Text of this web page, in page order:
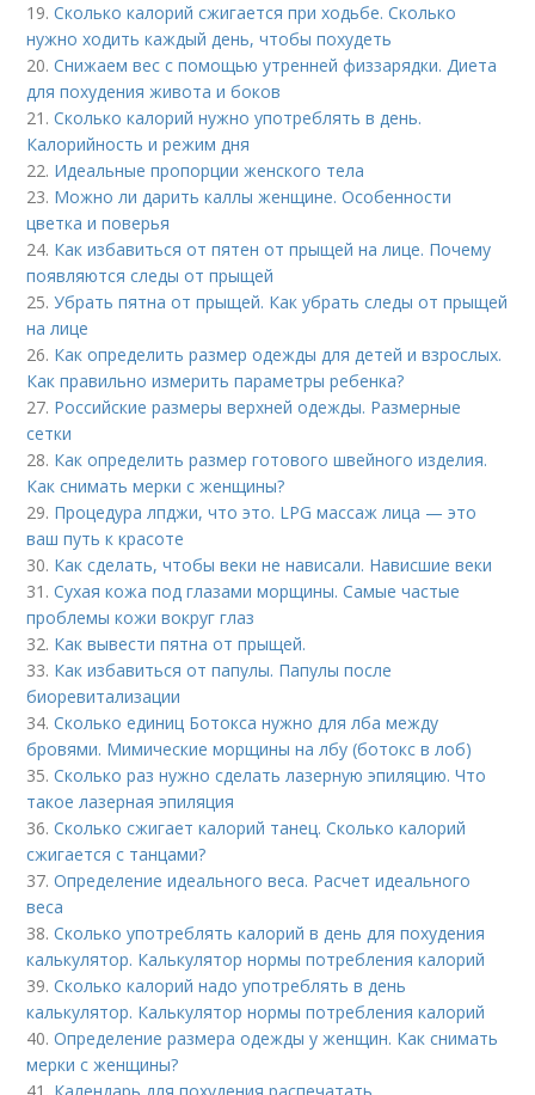
19.Сколько калорий сжигается при ходьбе. Сколько
нужно ходить каждый день, чтобы похудеть
20.Снижаем вес с помощью утренней физзарядки. Диета
для похудения живота и боков
21.Сколько калорий нужно употреблять в день.
Калорийность и режим дня
22. Идеальные пропорции женского тела
23. Можно ли дарить каллы женщине. Особенности
цветка и поверья
24. Как избавиться от пятен от прыщей на лице. Почему
появляются следы от прыщей
25.Убрать пятна от прыщей. Как убрать следы от прыщей
на лице
26. Как определить размер одежды для детей и взрослых.
Как правильно измерить параметры ребенка?
27. Российские размеры верхней одежды. Размерные
сетки
28. Как определить размер готового швейного изделия.
Как снимать мерки с женщины?
29. Процедура лпджи, что это. LPG массаж лица — это
ваш путь к красоте
30. Как сделать, чтобы веки не нависали. Нависшие веки
31.Сухая кожа под глазами морщины. Самые частые
проблемы кожи вокруг глаз
32. Как вывести пятна от прыщей.
33. Как избавиться от папулы. Папулы после
биоревитализации
34.Сколько единиц Ботокса нужно для лба между
бровями. Мимические морщины на лбу (ботокс в лоб)
35.Сколько раз нужно сделать лазерную эпиляцию. Что
такое лазерная эпиляция
36.Сколько сжигает калорий танец. Сколько калорий
сжигается с танцами?
37.Определение идеального веса. Расчет идеального
веса
38.Сколько употреблять калорий в день для похудения
калькулятор. Калькулятор нормы потребления калорий
39.Сколько калорий надо употреблять в день
калькулятор. Калькулятор нормы потребления калорий
40.Определение размера одежды у женщин. Как снимать
мерки с женщины?